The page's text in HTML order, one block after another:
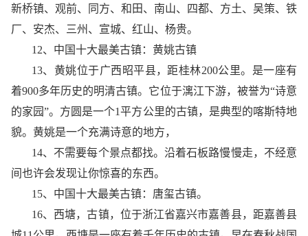
新桥镇、观前、同方、和田、南山、四都、方土、吴策、铁
厂、安杰、三州、宣城、红山、杨贵。
12、中国十大最美古镇：黄姚古镇
13、黄姚位于广西昭平县，距桂林200公里。是一座有
着900多年历史的明清古镇。它位于漓江下游，被誉为“诗意
的家园”。方圆是一个1平方公里的古镇，是典型的喀斯特地
貌。黄姚是一个充满诗意的地方，
14、不需要每个景点都找。沿着石板路慢慢走，不经意
间也许会发现让你惊喜的东西。
15、中国十大最美古镇：唐玺古镇。
16、西塘，古镇，位于浙江省嘉兴市嘉善县，距嘉善县